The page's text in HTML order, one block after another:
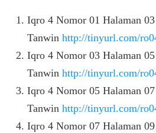
Iqro 4 Nomor 01 Halaman
Tanwin http://tinyurl.com/
Iqro 4 Nomor 03 Halaman
Tanwin http://tinyurl.com/
Iqro 4 Nomor 05 Halaman
Tanwin http://tinyurl.com/
Iqro 4 Nomor 07 Halaman